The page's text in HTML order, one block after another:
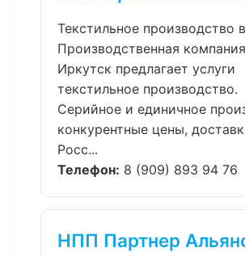
Текстильное производство
Производственная
Иркутск предлагает услуги
текстильное производство.
Серийное и единичное
конкурентные цены,
Росс...
Телефон: 8 (909) 893 94 76
НПП Партнер